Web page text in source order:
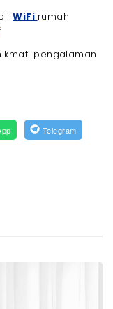
WiFi rumah
pengalaman
Telegram